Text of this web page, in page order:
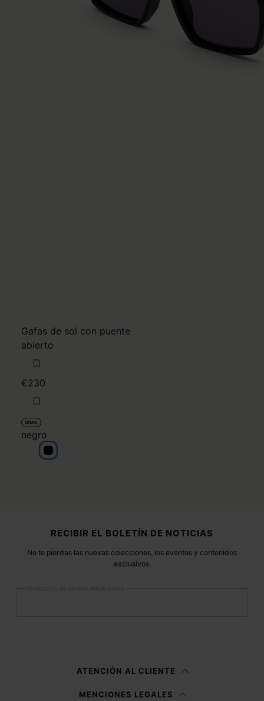
Gafas de sol con puente
abierto
€230
MM6
negro
negro
RECIBIR EL BOLETÍN DE NOTICIAS
No te pierdas las nuevas colecciones, los eventos y contenidos
exclusivos.
nota informativa, autorizo a Margiela S.A.S.U. al
ATENCIÓN AL CLIENTE
MENCIONES LEGALES